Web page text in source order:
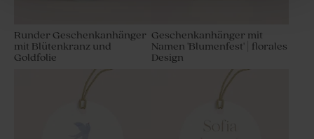
Personalisierter Bleistift mit
Duft-Diffusor klein | altorsa
Runder Geschenkanhänger
mit Blütenkranz und
Goldfolie
Geschenkanhänger mit
Namen 'Blumenfest' | florales
Design